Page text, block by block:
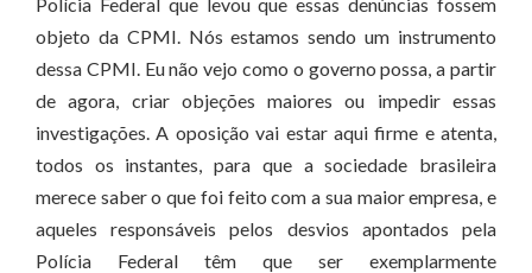
objeto da CPMI. Nós estamos sendo um instrumento
dessa CPMI. Eu não vejo como o governo possa, a partir
de agora, criar objeções maiores ou impedir essas
investigações. A oposição vai estar aqui firme e atenta,
todos os instantes, para que a sociedade brasileira
merece saber o que foi feito com a sua maior empresa, e
aqueles responsáveis pelos desvios apontados pela
Polícia Federal têm que ser exemplarmente